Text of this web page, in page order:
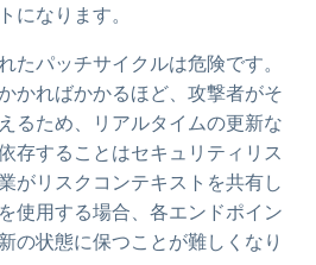
になります。
たパッチサイクルは危険です。
かればかかるほど、攻撃者がそ
るため、リアルタイムの更新な
存することはセキュリティリス
がリスクコンテキストを共有し
使用する場合、各エンドポイン
の状態に保つことが難しくなり